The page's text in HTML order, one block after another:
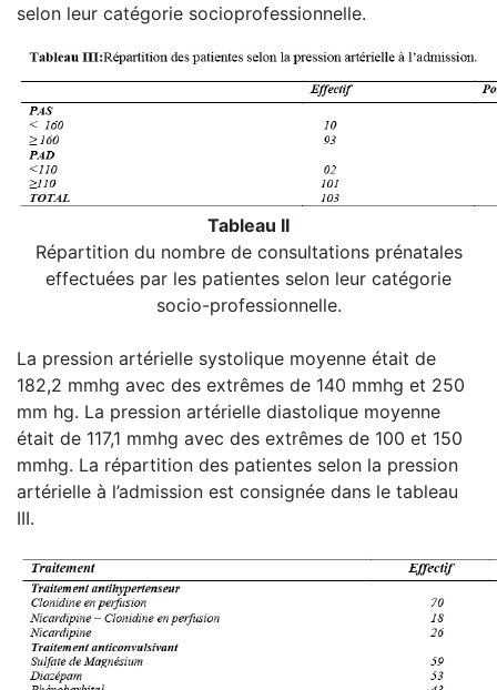
selon leur catégorie socioprofessionnelle.
Tableau II
Répartition du nombre de consultations prénatales
effectuées par les patientes selon leur catégorie
socio-professionnelle.
La pression artérielle systolique moyenne était de
182,2 mmhg avec des extrêmes de 140 mmhg et 250
mm hg. La pression artérielle diastolique moyenne
était de 117,1 mmhg avec des extrêmes de 100 et 150
mmhg. La répartition des patientes selon la pression
artérielle à l’admission est consignée dans le tableau
III.